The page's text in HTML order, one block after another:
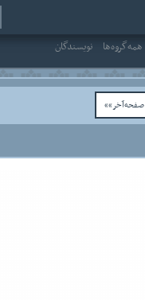
همه‌گروه‌ها نویسندگان
صفحه‌آخر»»